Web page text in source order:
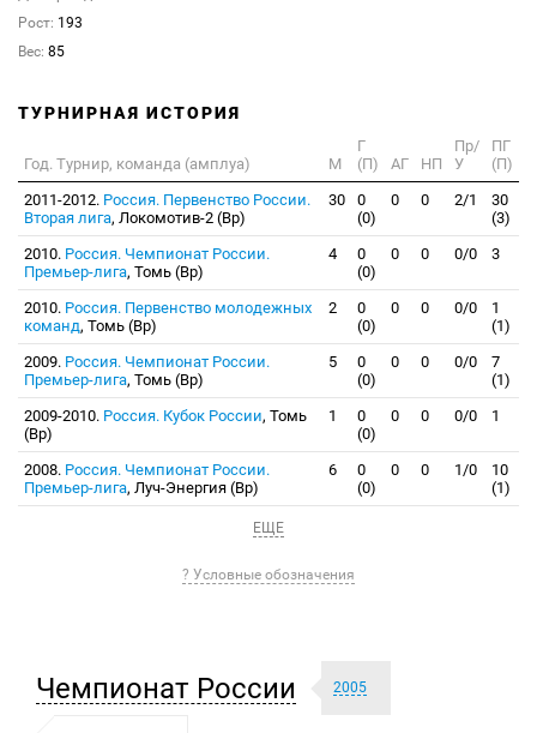
Рост: 193
Вес: 85
ТУРНИРНАЯ ИСТОРИЯ
Год. Турнир, команда (амплуа) М
Г
(П)
АГ НП
Пр/
У
ПГ
(П)
2011-2012. Россия. Первенство России.
Вторая лига, Локомотив-2 (Вр)
30
0
(0)
0 0 2/1
30
(3)
2010. Россия. Чемпионат России.
Премьер-лига, Томь (Вр)
4
0
(0)
0 0 0/0 3
2010. Россия. Первенство молодежных
команд, Томь (Вр)
2
0
(0)
0 0 0/0
1
(1)
2009. Россия. Чемпионат России.
Премьер-лига, Томь (Вр)
5
0
(0)
0 0 0/0
7
(1)
2009-2010. Россия. Кубок России, Томь
(Вр)
1
0
(0)
0 0 0/0 1
2008. Россия. Чемпионат России.
Премьер-лига, Луч-Энергия (Вр)
6
0
(0)
0 0 1/0
10
(1)
ЕЩЕ
? Условные обозначения
Чемпионат России 2005